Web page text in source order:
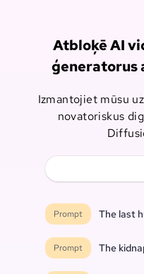
Atbloķē AI
ģeneratorus
Izmantojiet mūsu
novatoriskus
Prompt The last
Prompt The